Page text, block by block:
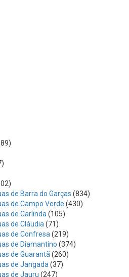
de Barra do Garças (834)
de Campo Verde (430)
de Carlinda (105)
de Cláudia (71)
de Confresa (219)
de Diamantino (374)
de Guarantã (260)
de Jangada (37)
de Jauru (247)